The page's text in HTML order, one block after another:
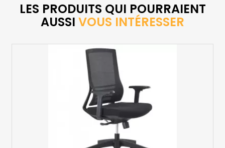
LES PRODUITS QUI POURRAIENT
AUSSI VOUS INTÉRESSER